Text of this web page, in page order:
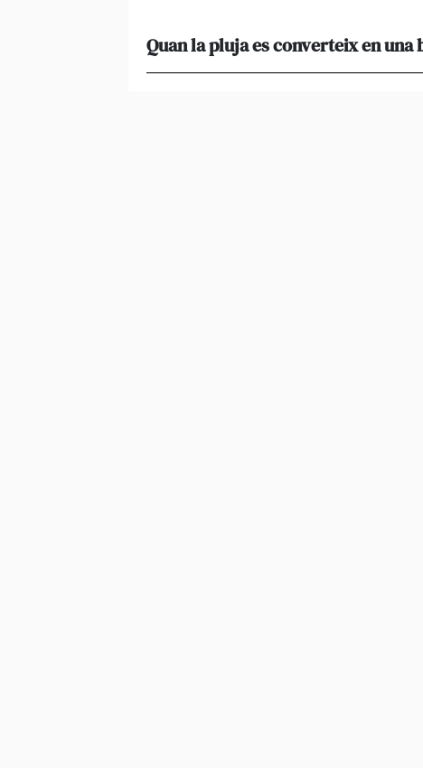
Quan la pluja es converteix en una